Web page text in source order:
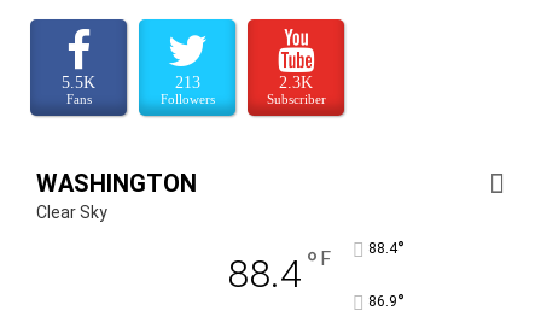
5.5K
Fans
213
Followers
2.3K
Subscriber
WASHINGTON
Clear Sky
88.4° F 88.4°
86.9°